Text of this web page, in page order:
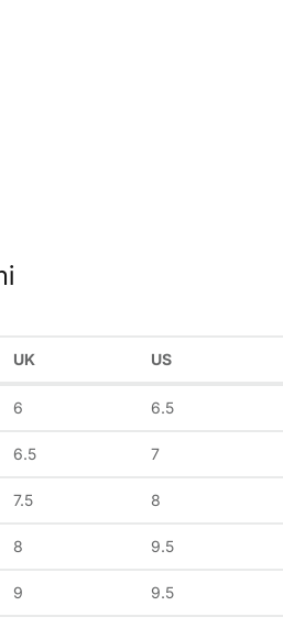
UK US
6 6.5
6.5 7
7.5 8
8 9.5
9 9.5